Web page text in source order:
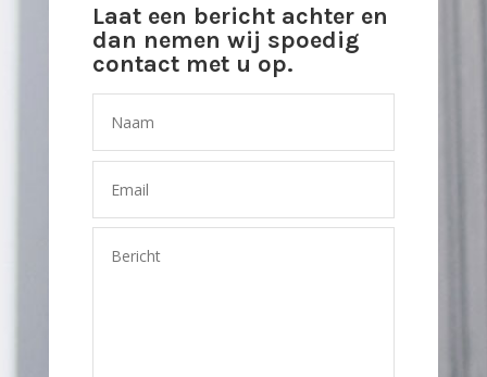
Laat een bericht achter en
dan nemen wij spoedig
contact met u op.